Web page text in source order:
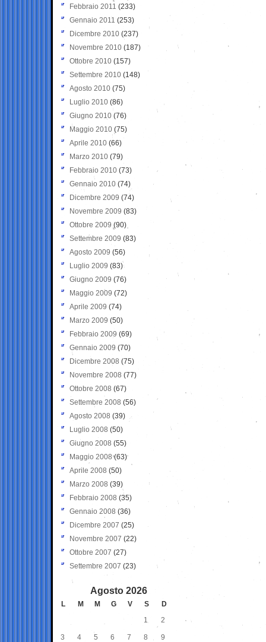
Febbraio 2011 (233)
Gennaio 2011 (253)
Dicembre 2010 (237)
Novembre 2010 (187)
Ottobre 2010 (157)
Settembre 2010 (148)
Agosto 2010 (75)
Luglio 2010 (86)
Giugno 2010 (76)
Maggio 2010 (75)
Aprile 2010 (66)
Marzo 2010 (79)
Febbraio 2010 (73)
Gennaio 2010 (74)
Dicembre 2009 (74)
Novembre 2009 (83)
Ottobre 2009 (90)
Settembre 2009 (83)
Agosto 2009 (56)
Luglio 2009 (83)
Giugno 2009 (76)
Maggio 2009 (72)
Aprile 2009 (74)
Marzo 2009 (50)
Febbraio 2009 (69)
Gennaio 2009 (70)
Dicembre 2008 (75)
Novembre 2008 (77)
Ottobre 2008 (67)
Settembre 2008 (56)
Agosto 2008 (39)
Luglio 2008 (50)
Giugno 2008 (55)
Maggio 2008(63)
Aprile 2008 (50)
Marzo 2008 (39)
Febbraio 2008 (35)
Gennaio 2008 (36)
Dicembre 2007 (25)
Novembre 2007 (22)
Ottobre 2007 (27)
Settembre 2007 (23)
Agosto 2026
L M M G V S
D
1
2
3 4 5 6 7 8 9